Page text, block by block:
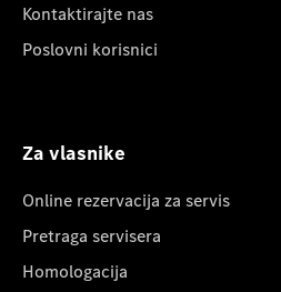
Kontaktirajte nas
Poslovni korisnici
Za vlasnike
Online rezervacija za servis
Pretraga servisera
Homologacija